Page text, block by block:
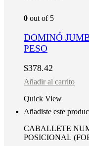
0 out of 5
DOMINÓ
PESO
$378.42
Añadir al carrito
Quick View
Añadiste este
CABALLETE
POSICIONAL